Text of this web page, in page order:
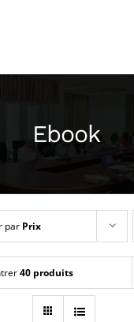
Ebook
par Prix
40 produits